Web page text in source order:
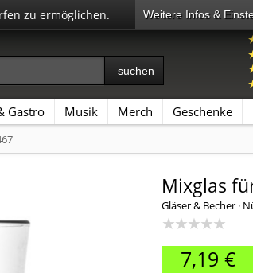
Gastro Musik Merch Geschenke
Mixglas
Gläser & Becher ·
★★★★★
7,19 €
zu ermöglichen. Weitere Infos &